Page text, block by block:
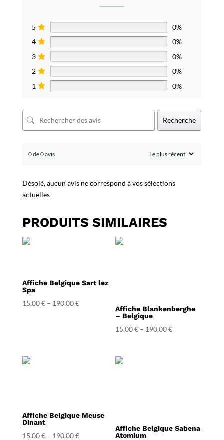
5
0%
4
0%
3
0%
2
0%
1
0%
Recherche
0 de 0 avis
Désolé, aucun avis ne correspond à vos sélections
actuelles
PRODUITS SIMILAIRES
Affiche Belgique Sart lez
Spa
15,00€– 190,00€
Affiche Blankenberghe
– Belgique
15,00€ – 190,00€
Affiche Belgique Meuse
Dinant
15,00€– 190,00€
Affiche Belgique Sabena
Atomium